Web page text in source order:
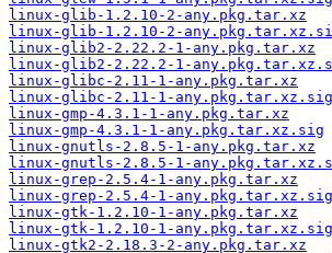
linux-glib-1.2.10-2-any.pkg.tar.xz
linux-glib-1.2.10-2-
linux-glib2-2.22.2-1-any.pkg.tar.xz
linux-glib2-2.22.2-1-
linux-glibc-2.11-1-any.pkg.tar.xz
linux-glibc-2.11-1-any.pkg.tar.xz.sig
linux-gmp-4.3.1-1-any.pkg.tar.xz
linux-gmp-4.3.1-1-any.pkg.tar.xz.sig
linux-gnutls-2.8.5-1-any.pkg.tar.xz
linux-gnutls-2.8.5-1-
linux-grep-2.5.4-1-any.pkg.tar.xz
linux-grep-2.5.4-1-any.pkg.tar.xz.sig
linux-gtk-1.2.10-1-any.pkg.tar.xz
linux-gtk-1.2.10-1-any.pkg.tar.xz.sig
linux-gtk2-2.18.3-2-any.pkg.tar.xz